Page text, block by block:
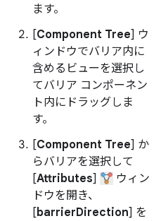
ます。
[Component Tree] ウ
ィンドウでバリア内に
含めるビューを選択し
てバリア コンポーネン
ト内にドラッグしま
す。
[Component Tree] か
らバリアを選択して
[Attributes]
ウィン
ドウを開き、
[barrierDirection] を